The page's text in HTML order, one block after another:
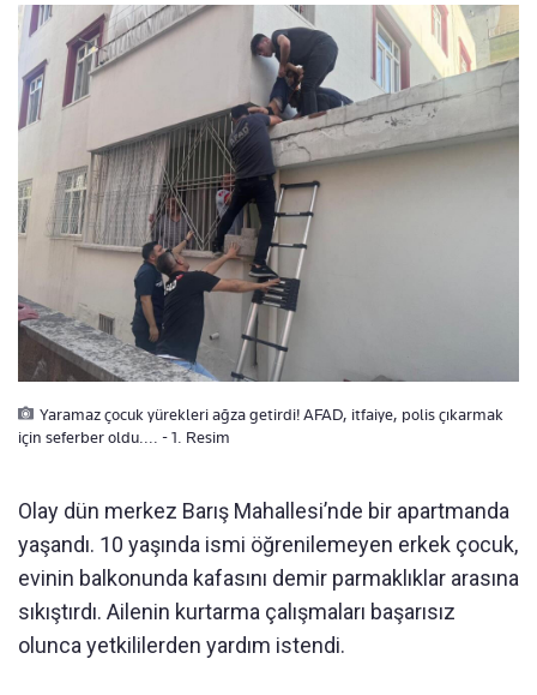
Yaramaz çocuk yürekleri ağza getirdi! AFAD, itfaiye, polis çıkarmak
için seferber oldu.... - 1. Resim
Olay dün merkez Barış Mahallesi’nde bir apartmanda
yaşandı. 10 yaşında ismi öğrenilemeyen erkek çocuk,
evinin balkonunda kafasını demir parmaklıklar arasına
sıkıştırdı. Ailenin kurtarma çalışmaları başarısız
olunca yetkililerden yardım istendi.